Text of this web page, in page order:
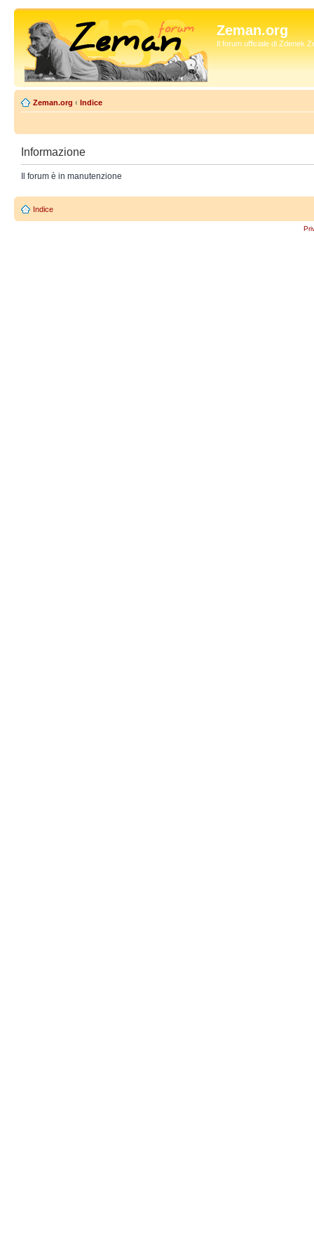
Zeman.org
Il forum ufficiale di Zdenek
Zeman.org ‹ Indice
Informazione
Il forum è in manutenzione
Indice